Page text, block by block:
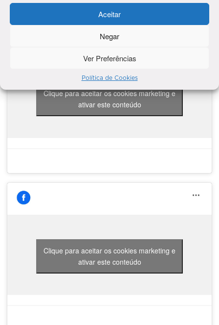
Aceitar
Negar
Ver Preferências
Política de Cookies
Clique para aceitar os cookies marketing e
ativar este conteúdo
Clique para aceitar os cookies marketing e
ativar este conteúdo